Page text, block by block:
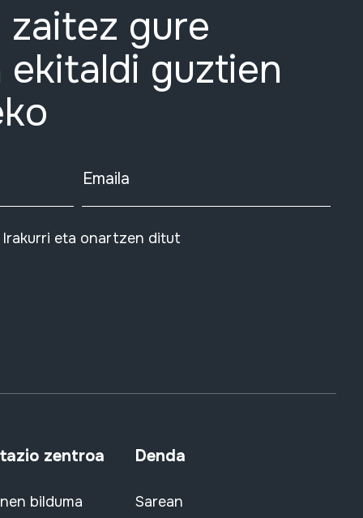
gure
ekitaldi guztien
Emaila
Irakurri eta onartzen ditut
zentroa
bilduma
Denda
Sarean